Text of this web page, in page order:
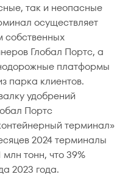
так и неопасные
осуществляет
собственных
Глобал Портс, а
платформы
парка клиентов.
удобрений
Портс
терминал»
2024 терминалы
тонн, что 39%
2023 года.